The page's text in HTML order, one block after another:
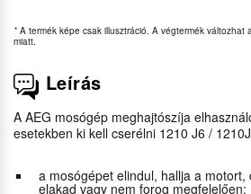
* A termék képe csak illusztráció. A végtermék változhat
miatt.
Leírás
A AEG mosógép meghajtószíja
esetekben ki kell cserélni 1210 J6 /
a mosógépet elindul, hallja a
elakad vagy nem forog megfelelően;